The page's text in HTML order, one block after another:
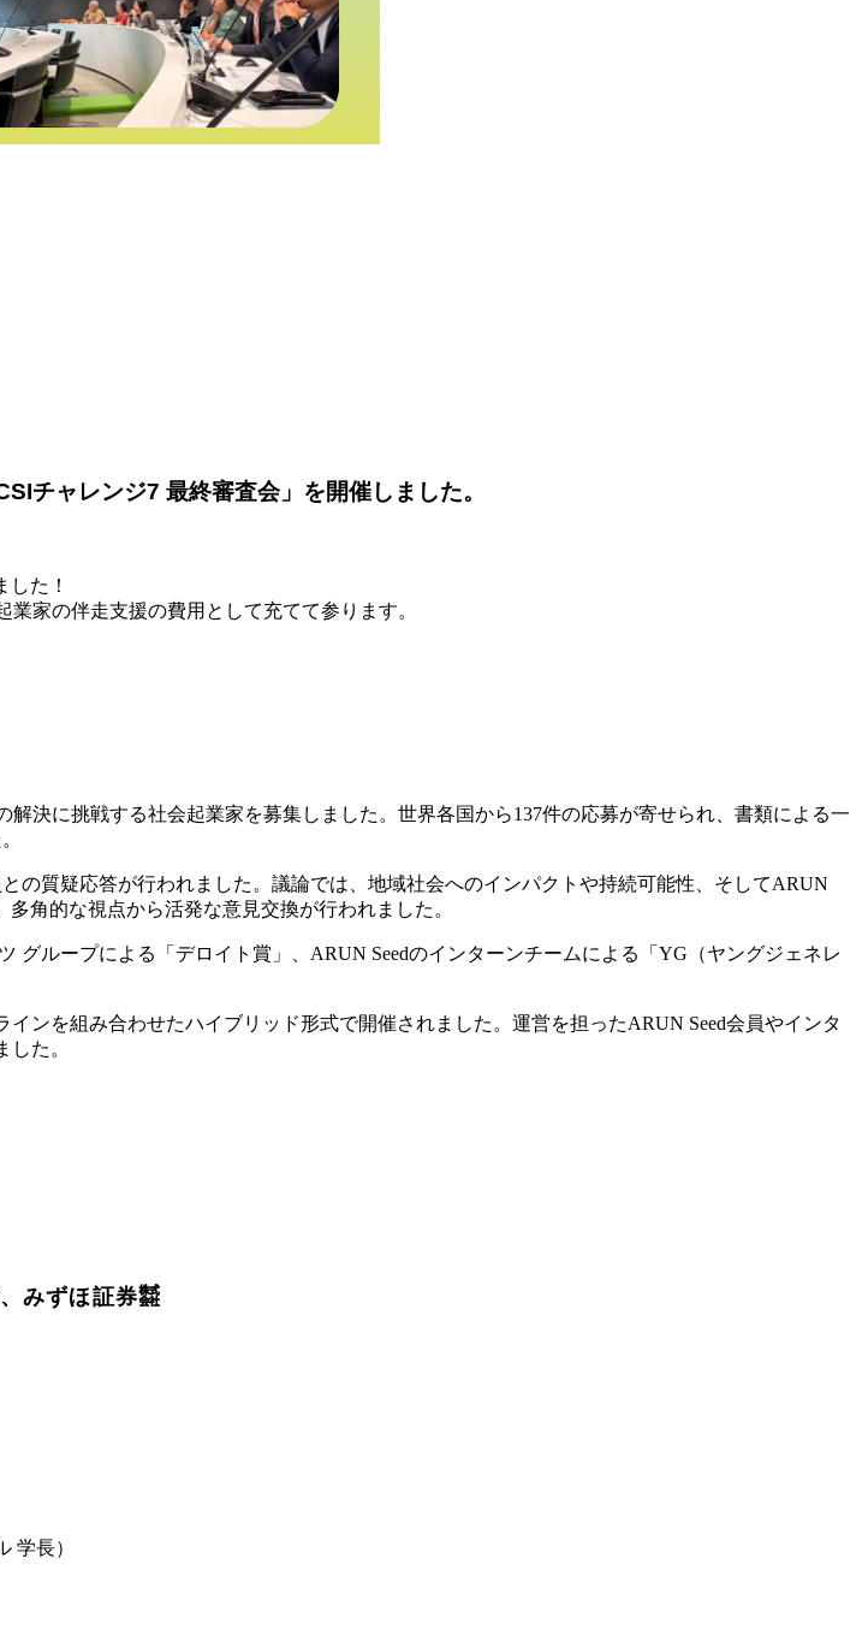
チャレンジ7 最終審査会」を開催しました。
た！
家の伴走支援の費用として充てて参ります。
決に挑戦する社会起業家を募集しました。世界各国から137件の応募が寄せられ、書類による一
の質疑応答が行われました。議論では、地域社会へのインパクトや持続可能性、そしてARUN
角的な視点から活発な意見交換が行われました。
ループによる「デロイト賞」、ARUN Seedのインターンチームによる「YG（ヤングジェネレ
ンを組み合わせたハイブリッド形式で開催されました。運営を担ったARUN Seed会員やインタ
た。
みずほ証券㍿
学長）